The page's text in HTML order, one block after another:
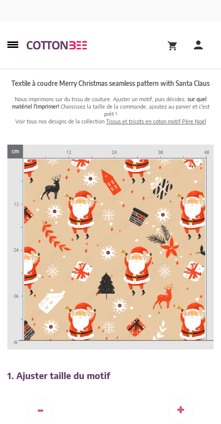
Textile à coudre Merry Christmas seamless pattern with Santa Claus
Nous imprimons sur du tissu de couture. Ajuster un motif, puis décidez, sur quel
matériel l'imprimer!Choisissez la taille de la commande, ajoutez au panier et c'est
prêt !
Voir tous nos designs de la collection Tissus et tricots en coton motif Père Noël
1. Ajuster taille du motif
- +